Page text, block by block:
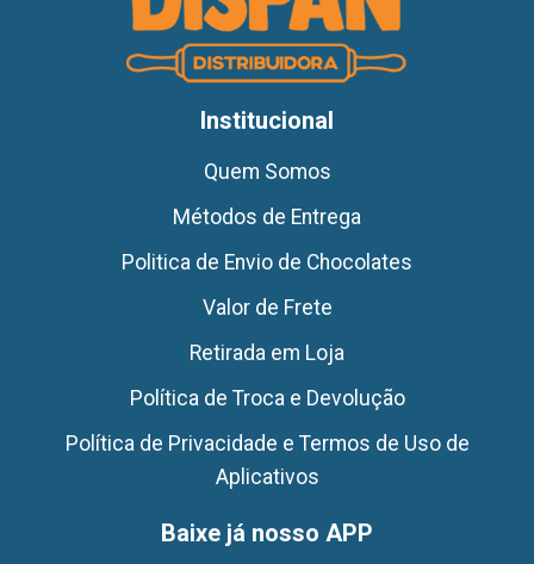
Institucional
Quem Somos
Métodos de Entrega
Politica de Envio de Chocolates
Valor de Frete
Retirada em Loja
Política de Troca e Devolução
Política de Privacidade e Termos de Uso de
Aplicativos
Baixe já nosso APP